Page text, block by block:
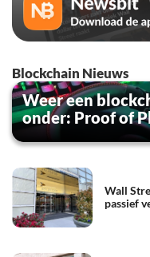
Blockchain Nieuws
Weer een
onder: Proof of
Wall
passief